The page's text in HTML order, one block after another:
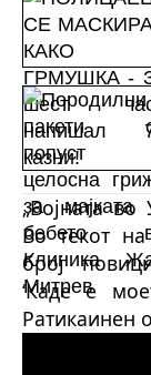
„Војната
Во текот
број
‘Каде е
Ратикаинен